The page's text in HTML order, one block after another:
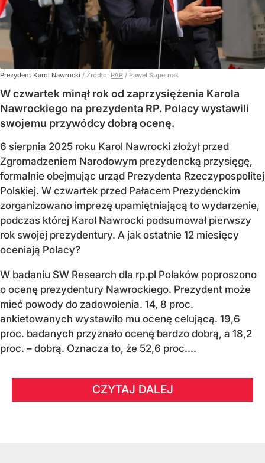
Prezydent Karol Nawrocki / Źródło: PAP / Paweł Supernak
W czwartek minął rok od zaprzysiężenia Karola
Nawrockiego na prezydenta RP. Polacy wystawili
swojemu przywódcy dobrą ocenę.
6 sierpnia 2025 roku Karol Nawrocki złożył przed
Zgromadzeniem Narodowym prezydencką przysięgę,
formalnie obejmując urząd Prezydenta Rzeczypospolitej
Polskiej. W czwartek przed Pałacem Prezydenckim
zorganizowano imprezę upamiętniającą to wydarzenie,
podczas której Karol Nawrocki podsumował pierwszy
rok swojej prezydentury. A jak ostatnie 12 miesięcy
oceniają Polacy?
W badaniu SW Research dla rp.pl Polaków poproszono
o ocenę prezydentury Nawrockiego. Prezydent może
mieć powody do zadowolenia. 14, 8 proc.
ankietowanych wystawiło mu ocenę celującą. 19,6
proc. badanych przyznało ocenę bardzo dobrą, a 18,2
proc. – dobrą. Oznacza to, że 52,6 proc....
CZYTAJ DALEJ